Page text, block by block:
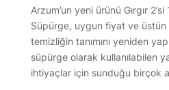
Arzum’un yeni ürünü Gırgır
Süpürge, uygun fiyat ve üstün
temizliğin tanımını yeniden
süpürge olarak kullanılabilen
ihtiyaçlar için sunduğu birçok